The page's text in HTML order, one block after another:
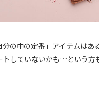
分の中の定番」アイテムはあ
トしていないかも…という方